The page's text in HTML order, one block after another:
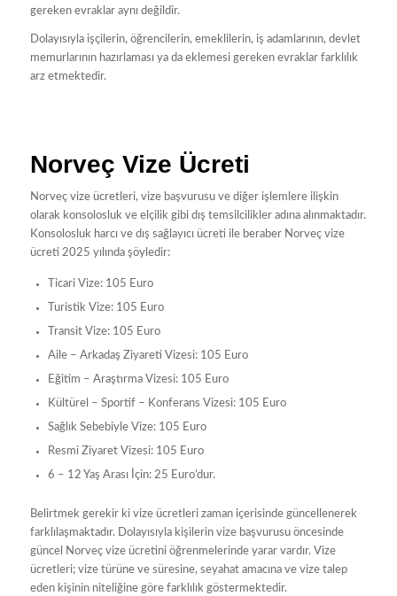
gereken evraklar aynı değildir.
Dolayısıyla işçilerin, öğrencilerin, emeklilerin, iş adamlarının, devlet
memurlarının hazırlaması ya da eklemesi gereken evraklar farklılık
arz etmektedir.
Norveç Vize Ücreti
Norveç vize ücretleri, vize başvurusu ve diğer işlemlere ilişkin
olarak konsolosluk ve elçilik gibi dış temsilcilikler adına alınmaktadır.
Konsolosluk harcı ve dış sağlayıcı ücreti ile beraber Norveç vize
ücreti 2025 yılında şöyledir:
Ticari Vize: 105 Euro
Turistik Vize: 105 Euro
Transit Vize: 105 Euro
Aile – Arkadaş Ziyareti Vizesi: 105 Euro
Eğitim – Araştırma Vizesi: 105 Euro
Kültürel – Sportif – Konferans Vizesi: 105 Euro
Sağlık Sebebiyle Vize: 105 Euro
Resmi Ziyaret Vizesi: 105 Euro
6 – 12 Yaş Arası İçin: 25 Euro’dur.
Belirtmek gerekir ki vize ücretleri zaman içerisinde güncellenerek
farklılaşmaktadır. Dolayısıyla kişilerin vize başvurusu öncesinde
güncel Norveç vize ücretini öğrenmelerinde yarar vardır. Vize
ücretleri; vize türüne ve süresine, seyahat amacına ve vize talep
eden kişinin niteliğine göre farklılık göstermektedir.